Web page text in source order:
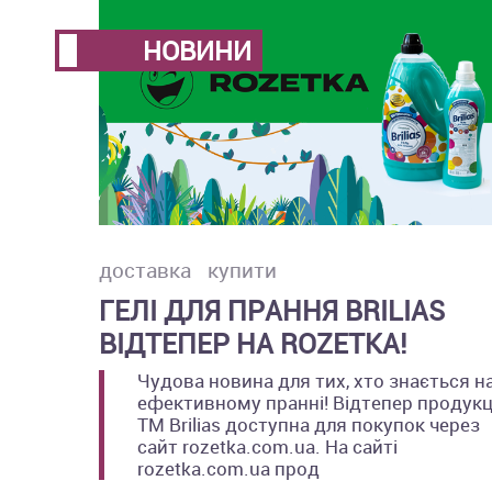
НОВИНИ
доставка купити
ГЕЛІ ДЛЯ ПРАННЯ BRILIAS
ВІДТЕПЕР НА ROZETKA!
Чудова новина для тих, хто знається
ефективному пранні! Відтепер
TM Brilias доступна для покупок через
сайт rozetka.com.ua. На сайті
rozetka.com.ua прод